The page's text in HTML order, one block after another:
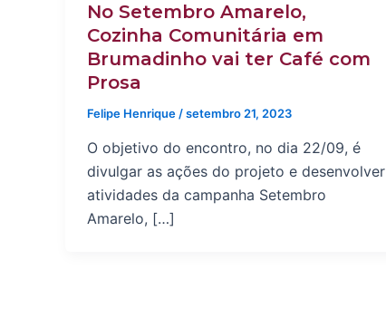
No Setembro Amarelo,
Cozinha Comunitária em
Brumadinho vai ter Café com
Prosa
Felipe Henrique/setembro 21, 2023
O objetivo do encontro, no dia 22/09, é
divulgar as ações do projeto e desenvolver
atividades da campanha Setembro
Amarelo, […]